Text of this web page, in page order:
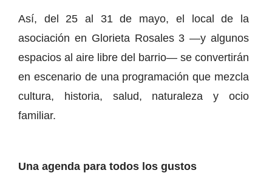
Así, del 25 al 31 de mayo, el local de la
asociación en Glorieta Rosales 3 —y algunos
espacios al aire libre del barrio— se convertirán
en escenario de una programación que mezcla
cultura, historia, salud, naturaleza y ocio
familiar.
Una agenda para todos los gustos